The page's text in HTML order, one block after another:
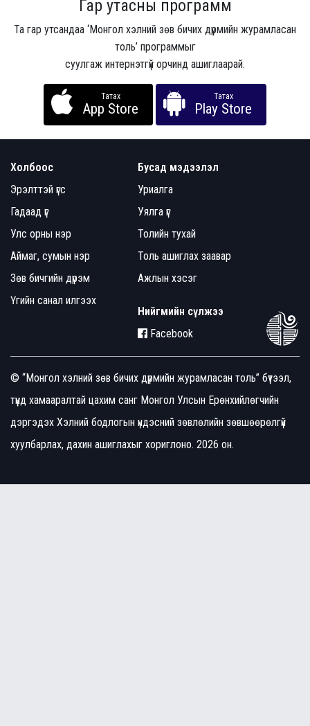
Гар утасны программ
Та гар утсандаа ‘Монгол хэлний зөв бичих дүрмийн журамласан
толь’ программыг
суулгаж интернэтгүй орчинд ашиглаарай.
Татах
App Store
Татах
Play Store
Холбоос
Эрэлттэй үгс
Гадаад үг
Улс орны нэр
Аймаг, сумын нэр
Зөв бичгийн дүрэм
Үгийн санал илгээх
Бусад мэдээлэл
Уриалга
Уялга үг
Толийн тухай
Толь ашиглах заавар
Ажлын хэсэг
Нийгмийн сүлжээ
Facebook
© “Монгол хэлний зөв бичих дүрмийн журамласан толь” бүтээл,
түүнд хамааралтай цахим санг Монгол Улсын Ерөнхийлөгчийн
дэргэдэх Хэлний бодлогын үндэсний зөвлөлийн зөвшөөрөлгүй
хуулбарлах, дахин ашиглахыг хориглоно. 2026 он.